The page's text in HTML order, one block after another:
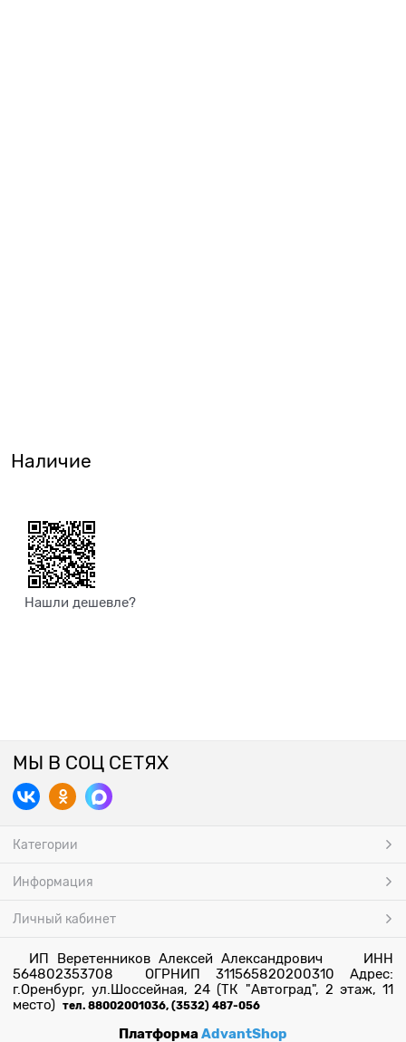
Наличие
Нашли дешевле?
МЫ В СОЦ СЕТЯХ
Категории
Информация
Личный кабинет
ИП Веретенников Алексей Александрович ИНН
564802353708 ОГРНИП 311565820200310 Адрес:
г.Оренбург, ул.Шоссейная, 24 (ТК "Автоград", 2 этаж, 11
место) тел. 88002001036, (3532) 487-056
ПлатформаAdvantShop